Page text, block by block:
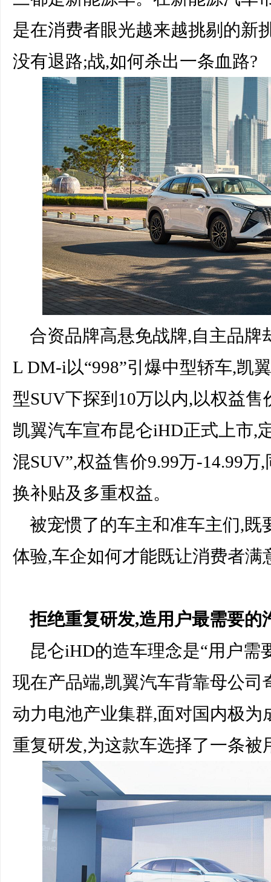
是在消费者眼光越来越挑剔的新
没有退路;战,如何杀出一条血路?
合资品牌高悬免战牌,自主品牌
L DM-i以“998”引爆中型轿车,凯
型SUV下探到10万以内,以权益售
凯翼汽车宣布昆仑iHD正式上市,
混SUV”,权益售价9.99万-14.99
换补贴及多重权益。
被宠惯了的车主和准车主们,既
体验,车企如何才能既让消费者满
拒绝重复研发,造用户最需要的
昆仑iHD的造车理念是“用户需
现在产品端,凯翼汽车背靠母公
动力电池产业集群,面对国内极
重复研发,为这款车选择了一条被